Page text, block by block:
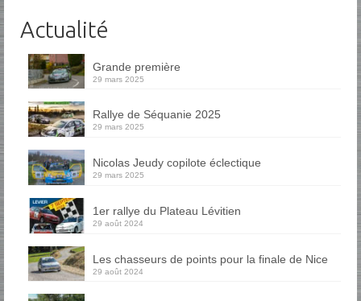
Actualité
Grande première
29 mars 2025
Rallye de Séquanie 2025
29 mars 2025
Nicolas Jeudy copilote éclectique
29 mars 2025
1er rallye du Plateau Lévitien
29 août 2024
Les chasseurs de points pour la finale de Nice
29 août 2024